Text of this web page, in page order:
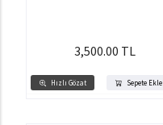
Hızlı Gözat Sepete Ekle
3,500.00 TL